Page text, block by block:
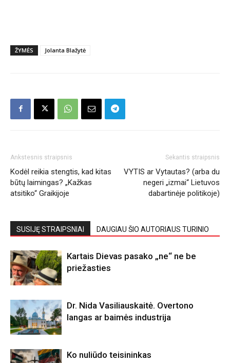
ŽYMĖS Jolanta Blažytė
Ankstesnis straipsnis
Kodėl reikia stengtis, kad kitas
būtų laimingas? „Kažkas
atsitiko“ Graikijoje
Sekantis straipsnis
VYTIS ar Vytautas? (arba du
negeri „izmai“ Lietuvos
dabartinėje politikoje)
SUSIJĘ STRAIPSNIAI DAUGIAU ŠIO AUTORIAUS TURINIO
Kartais Dievas pasako „ne“ ne be
priežasties
Dr. Nida Vasiliauskaitė. Overtono
langas ar baimės industrija
Ko nuliūdo teisininkas